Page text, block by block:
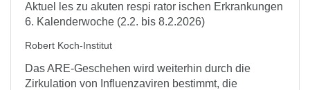
Aktuel les zu akuten respi rator ischen Erkrankungen
6. Kalenderwoche (2.2. bis 8.2.2026)
Robert Koch-Institut
Das ARE-Geschehen wird weiterhin durch die
Zirkulation von Influenzaviren bestimmt, die